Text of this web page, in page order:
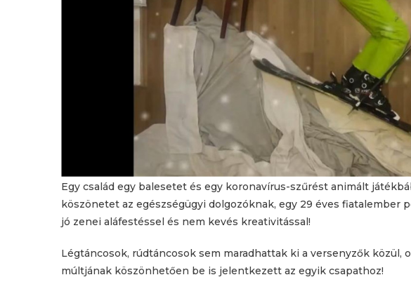
Egy család egy balesetet és egy koronavírus-szűrést animált
köszönetet az egészségügyi dolgozóknak, egy 29 éves
jó zenei aláfestéssel és nem kevés kreativitással!
Légtáncosok, rúdtáncosok sem maradhattak ki a versenyzők közül,
múltjának köszönhetően be is jelentkezett az egyik csapathoz!